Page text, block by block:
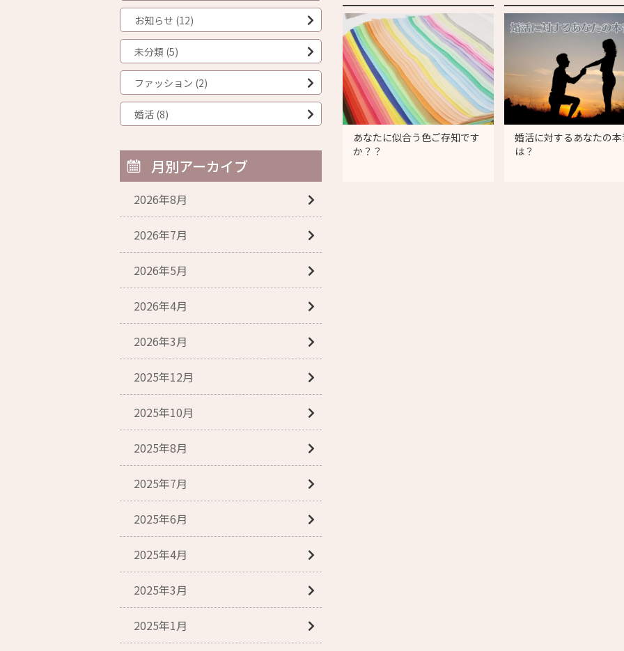
あなたに似合う色ご存知です
か？？
婚活に対するあなたの
は？
お知らせ (12)
未分類 (5)
ファッション (2)
婚活 (8)
月別アーカイブ
2026年8月
2026年7月
2026年5月
2026年4月
2026年3月
2025年12月
2025年10月
2025年8月
2025年7月
2025年6月
2025年4月
2025年3月
2025年1月